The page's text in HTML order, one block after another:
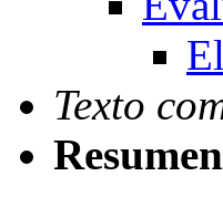
Texto
Resumen